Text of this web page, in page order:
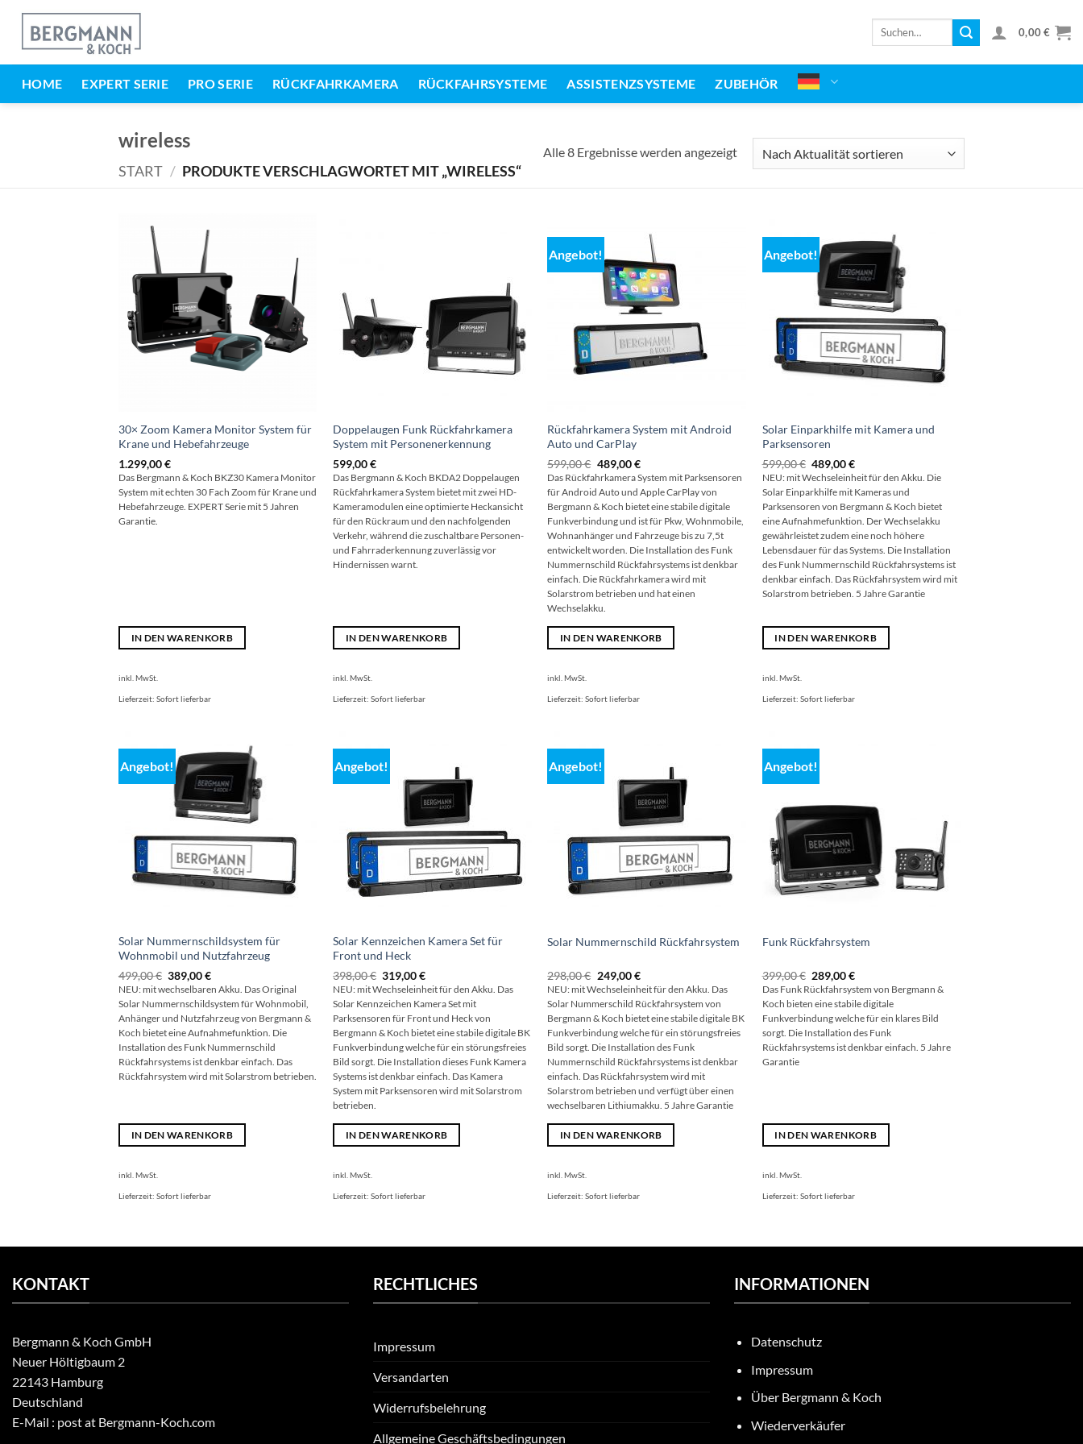
Zum
Inhalt
springen
Suchen
0,00€
HOME EXPERT SERIE PRO SERIE RÜCKFAHRKAMERA RÜCKFAHRSYSTEME ASSISTENZSYSTEME ZUBEHÖR
wireless
START / PRODUKTE VERSCHLAGWORTET MIT „WIRELESS“
Alle 8 Ergebnisse werden angezeigtNach
Aktualität
30× Zoom Kamera Monitor System für
Krane und Hebefahrzeuge
1.299,00€
Das Bergmann & Koch BKZ30 Kamera Monitor
System mit echten 30 Fach Zoom für Krane und
Hebefahrzeuge. EXPERT Serie mit 5 Jahren
Garantie.
IN DEN WARENKORB
inkl. MwSt.
Lieferzeit: Sofort lieferbar
Doppelaugen Funk Rückfahrkamera
System mit Personenerkennung
599,00€
Das Bergmann & Koch BKDA2 Doppelaugen
Rückfahrkamera System bietet mit zwei HD-
Kameramodulen eine optimierte Heckansicht
für den Rückraum und den nachfolgenden
Verkehr, während die zuschaltbare Personen-
und Fahrraderkennung zuverlässig vor
Hindernissen warnt.
IN DEN WARENKORB
inkl. MwSt.
Lieferzeit:Sofort lieferbar
Angebot!
Rückfahrkamera System mit Android
Auto und CarPlay
599,00€ Ursprünglicher
Preis
war:
599,00 €
489,00€Aktueller
Preis
ist:
489,00 €.
Das Rückfahrkamera System mit Parksensoren
für Android Auto und Apple CarPlay von
Bergmann & Koch bietet eine stabile digitale
Funkverbindung und ist für Pkw, Wohnmobile,
Wohnanhänger und Fahrzeuge bis zu 7,5t
entwickelt worden. Die Installation des Funk
Nummernschild Rückfahrsystems ist denkbar
einfach. Die Rückfahrkamera wird mit
Solarstrom betrieben und hat einen
Wechselakku.
IN DEN WARENKORB
inkl. MwSt.
Lieferzeit:Sofort lieferbar
Angebot!
Solar Einparkhilfe mit Kamera und
Parksensoren
599,00€ Ursprünglicher
Preis
war:
599,00 €
489,00€Aktueller
Preis
ist:
489,00 €.
NEU: mit Wechseleinheit für den Akku. Die
Solar Einparkhilfe mit Kameras und
Parksensoren von Bergmann & Koch bietet
eine Aufnahmefunktion. Der Wechselakku
gewährleistet zudem eine noch höhere
Lebensdauer für das Systems. Die Installation
des Funk Nummernschild Rückfahrsystems ist
denkbar einfach. Das Rückfahrsystem wird mit
Solarstrom betrieben. 5 Jahre Garantie
IN DEN WARENKORB
inkl. MwSt.
Lieferzeit: Sofort lieferbar
Angebot!
Solar Nummernschildsystem für
Wohnmobil und Nutzfahrzeug
499,00€ Ursprünglicher
Preis
war:
499,00 €
389,00€Aktueller
Preis
ist:
389,00 €.
NEU: mit wechselbaren Akku. Das Original
Solar Nummernschildsystem für Wohnmobil,
Anhänger und Nutzfahrzeugvon Bergmann &
Koch bietet eine Aufnahmefunktion. Die
Installation des Funk Nummernschild
Rückfahrsystems ist denkbar einfach. Das
Rückfahrsystem wird mit Solarstrom betrieben.
IN DEN WARENKORB
inkl. MwSt.
Lieferzeit: Sofort lieferbar
Angebot!
Solar Kennzeichen Kamera Set für
Front und Heck
398,00€ Ursprünglicher
Preis
war:
398,00 €
319,00€Aktueller
Preis
ist:
319,00 €.
NEU: mit Wechseleinheit für den Akku. Das
Solar Kennzeichen Kamera Set mit
Parksensoren für Front und Heck von
Bergmann & Koch bietet eine stabile digitale BK
Funkverbindung welche für ein störungsfreies
Bild sorgt. Die Installation dieses Funk Kamera
Systems ist denkbar einfach. Das Kamera
System mit Parksensoren wird mit Solarstrom
betrieben.
IN DEN WARENKORB
inkl. MwSt.
Lieferzeit:Sofort lieferbar
Angebot!
Solar Nummernschild Rückfahrsystem
298,00€ Ursprünglicher
Preis
war:
298,00 €
249,00€Aktueller
Preis
ist:
249,00 €.
NEU: mit Wechseleinheit für den Akku. Das
Solar Nummerschild Rückfahrsystem von
Bergmann & Koch bietet eine stabile digitale BK
Funkverbindung welche für ein störungsfreies
Bild sorgt. Die Installation des Funk
Nummernschild Rückfahrsystems ist denkbar
einfach. Das Rückfahrsystem wird mit
Solarstrom betrieben und verfügt über einen
wechselbaren Lithiumakku. 5 Jahre Garantie
IN DEN WARENKORB
inkl. MwSt.
Lieferzeit:Sofort lieferbar
Angebot!
Funk Rückfahrsystem
399,00€ Ursprünglicher
Preis
war:
399,00 €
289,00€Aktueller
Preis
ist:
289,00 €.
Das Funk Rückfahrsystem von Bergmann &
Koch bieten eine stabile digitale
Funkverbindung welche für ein klares Bild
sorgt. Die Installation des Funk
Rückfahrsystems ist denkbar einfach. 5 Jahre
Garantie
IN DEN WARENKORB
inkl. MwSt.
Lieferzeit: Sofort lieferbar
KONTAKT
Bergmann & Koch GmbH
Neuer Höltigbaum 2
22143 Hamburg
Deutschland
E-Mail : post at Bergmann-Koch.com
RECHTLICHES
Impressum
Versandarten
Widerrufsbelehrung
Allgemeine Geschäftsbedingungen
INFORMATIONEN
Datenschutz
Impressum
Über Bergmann & Koch
Wiederverkäufer